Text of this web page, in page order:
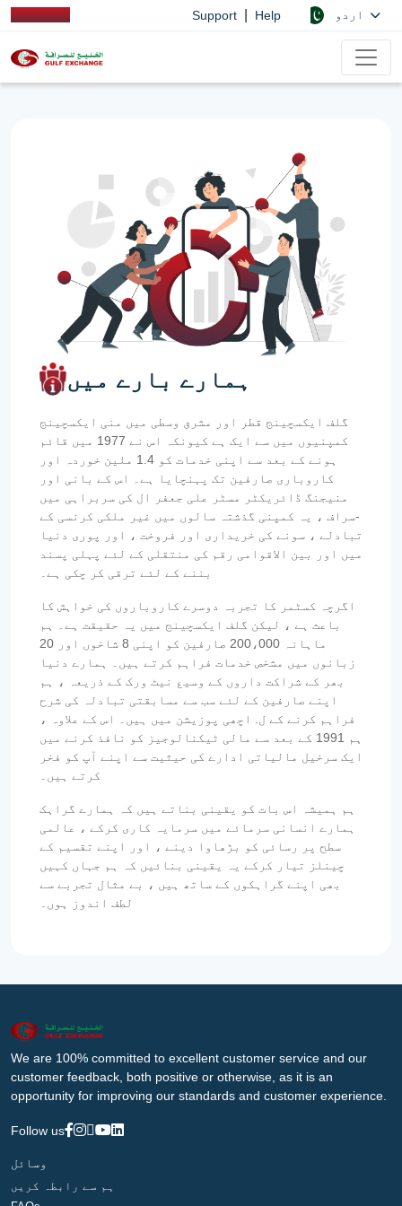
Support Help
ہمارے بارے میں
گلف ایکسچینج قطر اور مشرق وسطی میں منی ایکسچینج
کمپنیوں میں سے ایک ہے کیونکہ اس نے 1977 میں قائم
ہونے کے بعد سے اپنی خدمات کو 1.4 ملین خوردہ اور
کاروباری صارفین تک پہنچایا ہے۔ اس کے بانی اور
منیجنگ ڈائریکٹر مسٹر علی جعفر ال کی سربراہی میں
-سراف ، یہ کمپنی گذشتہ سالوں میں غیر ملکی کرنسی کے
تبادلے ، سونے کی خریداری اور فروخت ، اور پوری دنیا
میں اور بین الاقوامی رقم کی منتقلی کے لئے پہلی پسند
بننے کے لئے ترقی کر چکی ہے۔
اگرچہ کسٹمر کا تجربہ دوسرے کاروباروں کی خواہش کا
باعث ہے ، لیکن گلف ایکسچینج میں یہ حقیقت ہے۔ ہم
ماہانہ 200،000 صارفین کو اپنی 8 شاخوں اور 20
زبانوں میں مشخص خدمات فراہم کرتے ہیں۔ ہمارے دنیا
بھر کے شراکت داروں کے وسیع نیٹ ورک کے ذریعہ ، ہم
اپنے صارفین کے لئے سب سے مسابقتی تبادلہ کی شرح
فراہم کرنے کے ل. اچھی پوزیشن میں ہیں۔ اس کے علاوہ ،
ہم 1991 کے بعد سے مالی ٹیکنالوجیز کو نافذ کرنے میں
ایک سرخیل مالیاتی ادارے کی حیثیت سے اپنے آپ کو فخر
کرتے ہیں۔
ہم ہمیشہ اس بات کو یقینی بناتے ہیں کہ ہمارے گراہک
ہمارے انسانی سرمائے میں سرمایہ کاری کرکے ، عالمی
سطح پر رسائی کو بڑھاوا دینے ، اور اپنے تقسیم کے
چینلز تیار کرکے یہ یقینی بنائیں کہ ہم جہاں کہیں
بھی اپنے گراہکوں کے ساتھ ہیں ، بے مثال تجربے سے
لطف اندوز ہوں۔
We are 100% committed to excellent customer service and our
customer feedback, both positive or otherwise, as it is an
opportunity for improving our standards and customer experience.
Follow us
وسائل
ہم سے رابطہ کریں